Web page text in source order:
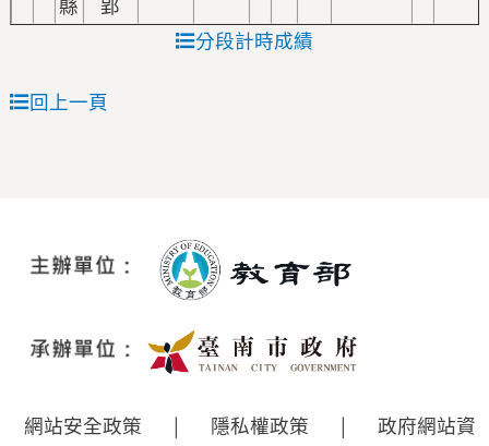
分段計時成績
回上一頁
網站安全政策 | 隱私權政策 | 政府網站資